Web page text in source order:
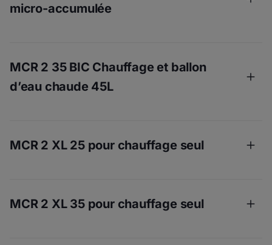
Puissance (kW) : 24
Poids net (kg) : 28,5
Puissance (kW) : 20
Dimensions (mm): H700xL400xP280
micro-accumulée
MCR 2 35 BIC Chauffage et ballon
d’eau chaude 45L
MCR 2 XL 25 pour chauffage seul
MCR 2 XL 35 pour chauffage seul